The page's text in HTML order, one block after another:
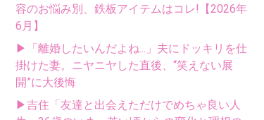
容のお悩み別、鉄板アイテムはコレ!【2026年
6月】
▶「離婚したいんだよね...」夫にドッキリを仕
掛けた妻。ニヤニヤした直後、“笑えない展
開”に大後悔
▶吉住「友達と出会えただけでめちゃ良い人